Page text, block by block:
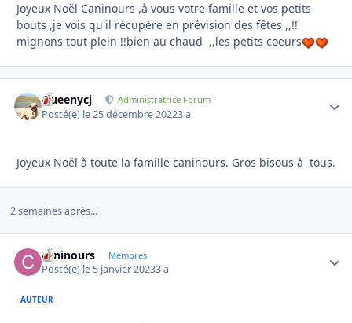
Joyeux Noël Caninours ,à vous votre famille et vos petits
bouts ,je vois qu'il récupère en prévision des fêtes ,,!!
mignons tout plein !!bien au chaud ,,les petits coeurs
Queenycj Administratrice Forum
Posté(e) le 25 décembre 20223 a
Joyeux Noël à toute la famille caninours. Gros bisous à tous.
2 semaines après...
caninours Membres
Posté(e) le 5 janvier 20233 a
AUTEUR